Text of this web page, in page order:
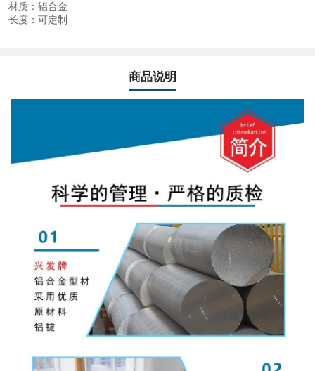
材质：铝合金
长度：可定制
商品说明